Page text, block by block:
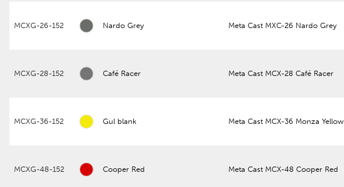
MCXG-26-152 Nardo Grey Meta Cast MXC-26 Nardo Grey
MCXG-28-152 Café Racer Meta Cast MCX-28 Café Racer
MCXG-36-152 Gul blank Meta Cast MCX-36 Monza Yellow
MCXG-48-152 Cooper Red Meta Cast MCX-48 Cooper Red